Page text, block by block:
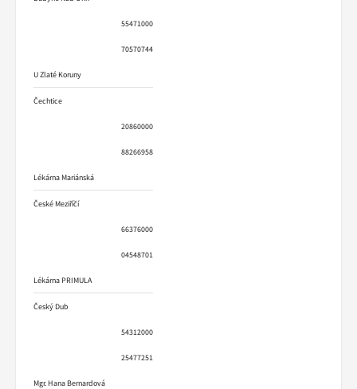
55471000
70570744
U Zlaté Koruny
Čechtice
20860000
88266958
Lékárna Mariánská
České Meziříčí
66376000
04548701
Lékárna PRIMULA
Český Dub
54312000
25477251
Mgr. Hana Bernardová